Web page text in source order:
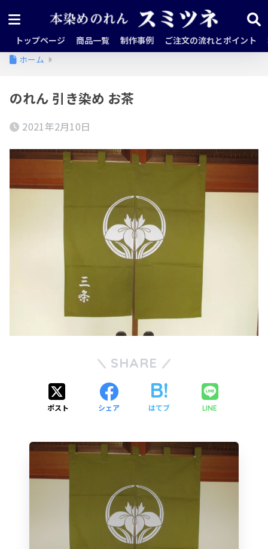
トップページ 商品一覧 制作事例 ご注文の流れとポイント
ホーム
のれん 引き染め お茶
2021年2月10日
SHARE
ポスト シェア はてブ LINE